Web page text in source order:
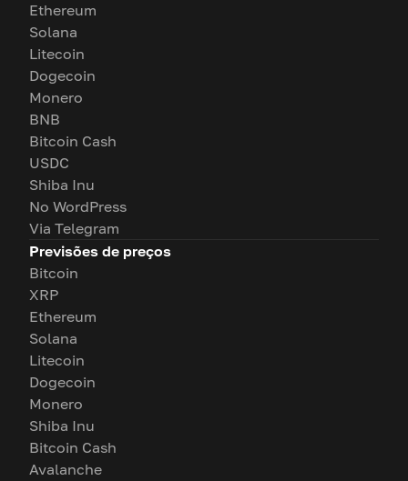
Ethereum
Solana
Litecoin
Dogecoin
Monero
BNB
Bitcoin Cash
USDC
Shiba Inu
No WordPress
Via Telegram
Previsões de preços
Bitcoin
XRP
Ethereum
Solana
Litecoin
Dogecoin
Monero
Shiba Inu
Bitcoin Cash
Avalanche